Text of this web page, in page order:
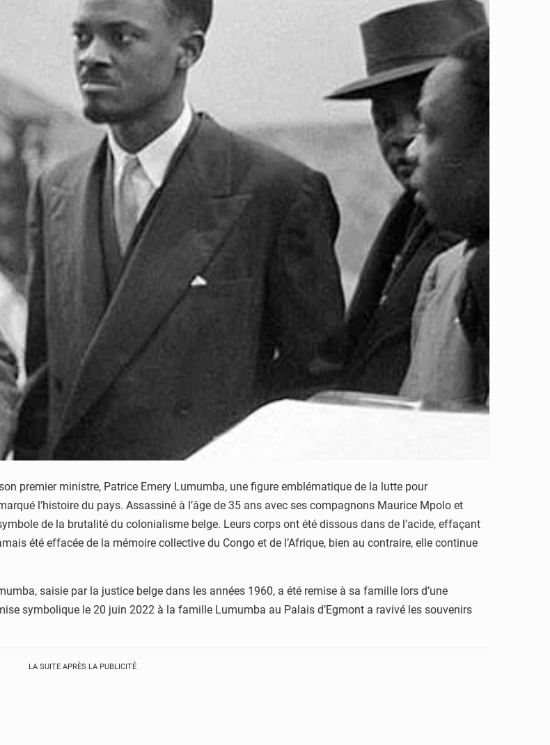
premier ministre, Patrice Emery Lumumba, une figure emblématique de la lutte pour
l’histoire du pays. Assassiné à l’âge de 35 ans avec ses compagnons Maurice Mpolo et
de la brutalité du colonialisme belge. Leurs corps ont été dissous dans de l’acide, effaçant
été effacée de la mémoire collective du Congo et de l’Afrique, bien au contraire, elle continue
saisie par la justice belge dans les années 1960, a été remise à sa famille lors d’une
symbolique le 20 juin 2022 à la famille Lumumba au Palais d’Egmont a ravivé les souvenirs
LA SUITE APRÈS LA PUBLICITÉ